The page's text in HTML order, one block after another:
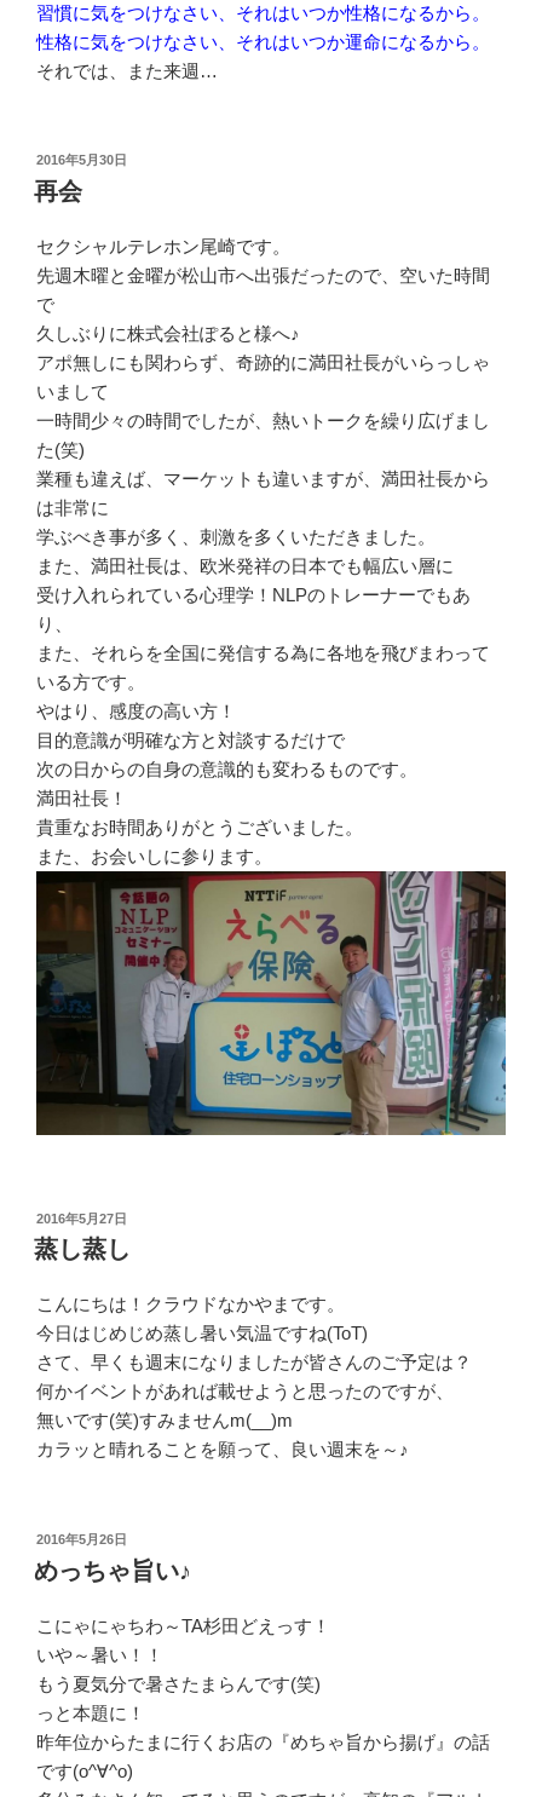
習慣に気をつけなさい、それはいつか性格になるから。
性格に気をつけなさい、それはいつか運命になるから。
それでは、また来週…
投
稿
日:
2016年5月30日
再会
セクシャルテレホン尾崎です。
先週木曜と金曜が松山市へ出張だったので、空いた時間
で
久しぶりに株式会社ぽると様へ♪
アポ無しにも関わらず、奇跡的に満田社長がいらっしゃ
いまして
一時間少々の時間でしたが、熱いトークを繰り広げまし
た(笑)
業種も違えば、マーケットも違いますが、満田社長から
は非常に
学ぶべき事が多く、刺激を多くいただきました。
また、満田社長は、欧米発祥の日本でも幅広い層に
受け入れられている心理学！NLPのトレーナーでもあ
り、
また、それらを全国に発信する為に各地を飛びまわって
いる方です。
やはり、感度の高い方！
目的意識が明確な方と対談するだけで
次の日からの自身の意識的も変わるものです。
満田社長！
貴重なお時間ありがとうございました。
また、お会いしに参ります。
投
稿
日:
2016年5月27日
蒸し蒸し
こんにちは！クラウドなかやまです。
今日はじめじめ蒸し暑い気温ですね(ToT)
さて、早くも週末になりましたが皆さんのご予定は？
何かイベントがあれば載せようと思ったのですが、
無いです(笑)すみませんm(__)m
カラッと晴れることを願って、良い週末を～♪
投
稿
日:
2016年5月26日
めっちゃ旨い♪
こにゃにゃちわ～TA杉田どえっす！
いや～暑い！！
もう夏気分で暑さたまらんです(笑)
っと本題に！
昨年位からたまに行くお店の『めちゃ旨から揚げ』の話
です(o^∀^o)